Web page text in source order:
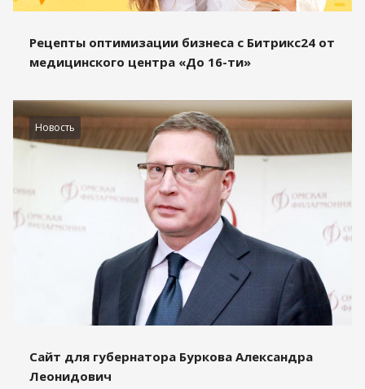
Рецепты оптимизации бизнеса с Битрикс24 от
медицинского центра «До 16-ти»
Новость
Сайт для губернатора Буркова Александра
Леонидович